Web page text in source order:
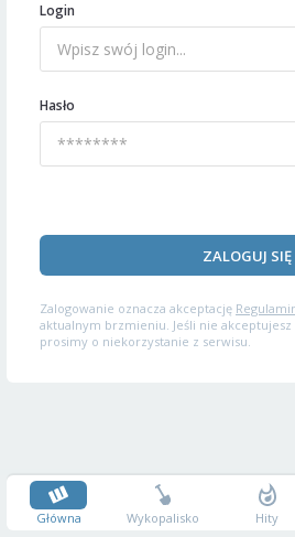
Login
Hasło
ZALOGUJ SIĘ
Zalogowanie oznacza akceptację
aktualnym brzmieniu. Jeśli nie akceptujesz
prosimy o niekorzystanie z serwisu.
Główna Wykopalisko Hity